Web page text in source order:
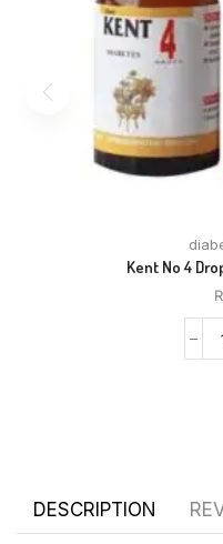
DESCRIPTION